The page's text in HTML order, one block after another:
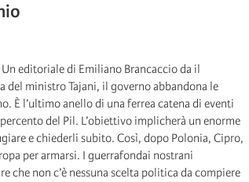
editoriale di Emiliano Brancaccio da il
del ministro Tajani, il governo abbandona le
È l’ultimo anello di una ferrea catena di eventi
del Pil. L’obiettivo implicherà un enorme
e chiederli subito. Così, dopo Polonia, Cipro,
per armarsi. I guerrafondai nostrani
che non c’è nessuna scelta politica da compiere